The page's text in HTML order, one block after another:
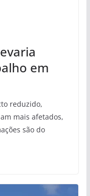
em
reduzido,
mais afetados,
são do